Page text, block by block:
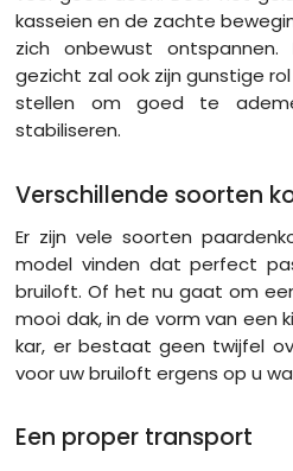
kasseien en de zachte
zich onbewust
gezicht zal ook zijn gunstige
stellen om goed te
stabiliseren.
Verschillende soorten
Er zijn vele soorten
model vinden dat perfect
bruiloft. Of het nu gaat om
mooi dak, in de vorm van een
kar, er bestaat geen twijfel
voor uw bruiloft ergens op u
Een proper transport